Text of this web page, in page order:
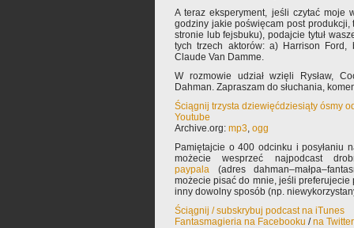
A teraz eksperyment, jeśli czytać moje
godziny jakie poświęcam post
stronie lub fejsbuku), podajcie tytuł
tych trzech aktorów: a) Harrison
Claude Van Damme.
W rozmowie udział wzięli Rysław,
Dahman. Zapraszam do słuchania,
Ściągnij trzysta dziewięćdziesiąty ósmy
Youtube
Archive.org: mp3, ogg
Pamiętajcie o 400 odcinku i posyłaniu
możecie wesprzeć najpodcast
paypala (adres
możecie pisać do mnie, jeśli
inny dowolny sposób (np.
Ściągnij / subskrybuj podcast na iTunes
Fantasmagieria na Facebooku /na